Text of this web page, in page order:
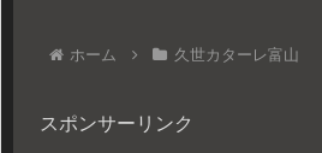
ホーム 久世カターレ富山
スポンサーリンク